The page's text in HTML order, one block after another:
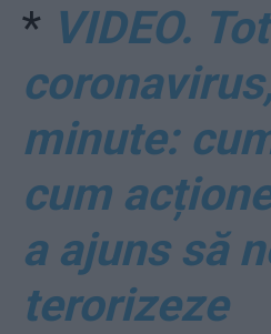
* VIDEO.
minute:
cum
a ajuns să
terorizeze